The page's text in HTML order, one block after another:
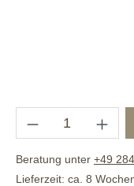
Beratung unter +49
Lieferzeit: ca. 8